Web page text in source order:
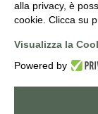
©2026PUNTO
alla privacy, è
cookie. Clicca su
Visualizza la
Powered by